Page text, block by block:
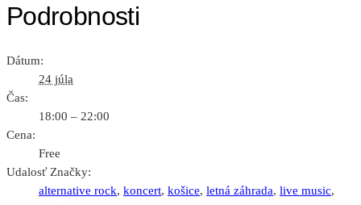
Podrobnosti
Dátum:
24 júla
Čas:
18:00 – 22:00
Cena:
Free
Udalosť Značky:
alternative rock, koncert, košice, letná záhrada, live music,